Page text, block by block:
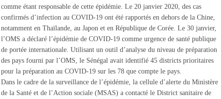
comme étant responsable de cette épidémie. Le 20 janvier 2020, des cas
confirmés d’infection au COVID-19 ont été rapportés en dehors de la Chine,
notamment en Thaïlande, au Japon et en République de Corée. Le 30 janvier,
l’OMS a déclaré l’épidémie de COVID-19 comme urgence de santé publique
de portée internationale. Utilisant un outil d’analyse du niveau de préparation
des pays fourni par l’OMS, le Sénégal avait identifié 45 districts prioritaires
pour la préparation au COVID-19 sur les 78 que compte le pays.
Dans le cadre de la surveillance de l’épidémie, la cellule d’alerte du Ministère
de la Santé et de l’Action sociale (MSAS) a contacté le District sanitaire de